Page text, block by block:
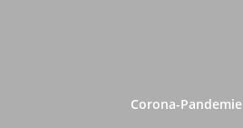
Corona-Pandemie